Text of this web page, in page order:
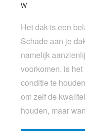
W
Het dak is een
Schade aan je
namelijk
voorkomen, is
conditie te
om zelf de
houden, maar